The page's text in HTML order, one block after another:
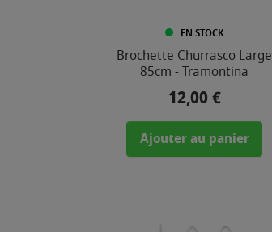
EN STOCK
Brochette Churrasco Large
85cm - Tramontina
Prix
12,00 €
Ajouter au panier